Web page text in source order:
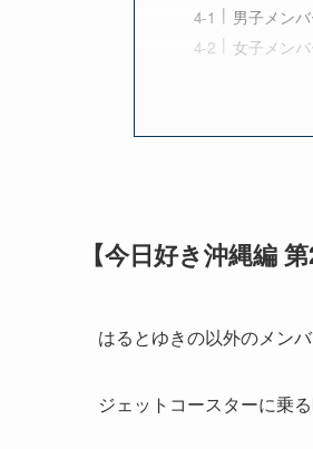
男子メン
女子メン
【今日好き沖縄編
はるとゆきの以外のメン
ジェットコースターに乗